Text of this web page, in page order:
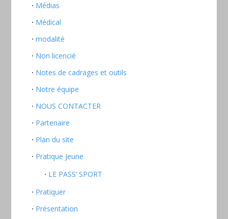
Médias
Médical
modalité
Non licencié
Notes de cadrages et outils
Notre équipe
NOUS CONTACTER
Partenaire
Plan du site
Pratique Jeune
LE PASS’ SPORT
Pratiquer
Présentation